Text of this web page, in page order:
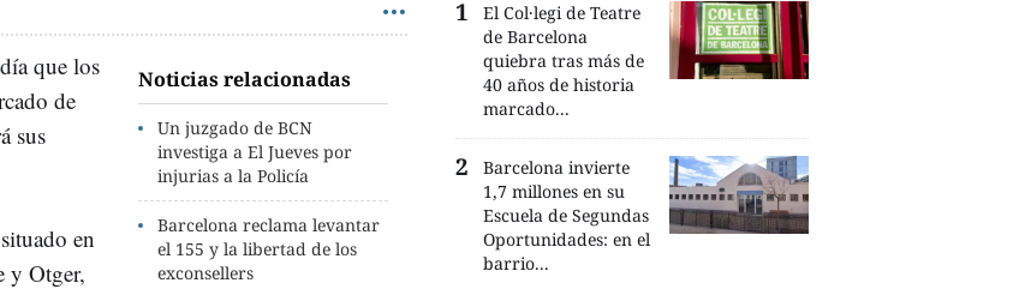
Noticias relacionadas
Un juzgado de BCN
investiga a El Jueves por
injurias a la Policía
Barcelona reclama levantar
el 155 y la libertad de los
exconsellers
que los
de
sus
en
y Otger,
El Col·legi de Teatre
de Barcelona
quiebra tras más de
40 años de historia
marcado...
Barcelona invierte
1,7 millones en su
Escuela de Segundas
Oportunidades: en el
barrio...